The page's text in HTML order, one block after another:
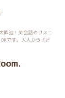
歓迎！英会話やリスニ
です。大人から子ど
.